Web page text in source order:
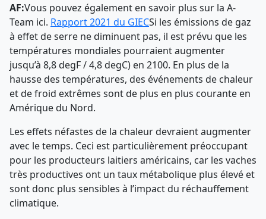
AF:Vous pouvez également en savoir plus sur la A-
Team ici. Rapport 2021 du GIECSi les émissions de gaz
à effet de serre ne diminuent pas, il est prévu que les
températures mondiales pourraient augmenter
jusqu’à 8,8 degF / 4,8 degC) en 2100. En plus de la
hausse des températures, des événements de chaleur
et de froid extrêmes sont de plus en plus courante en
Amérique du Nord.
Les effets néfastes de la chaleur devraient augmenter
avec le temps. Ceci est particulièrement préoccupant
pour les producteurs laitiers américains, car les vaches
très productives ont un taux métabolique plus élevé et
sont donc plus sensibles à l’impact du réchauffement
climatique.